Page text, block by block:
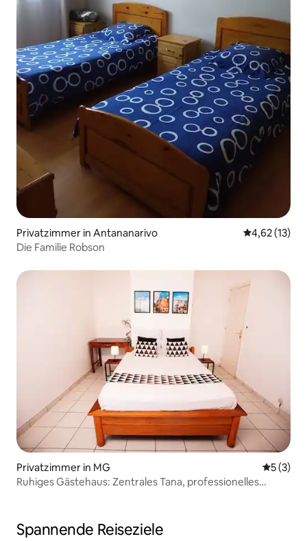
Privatzimmer in Antananarivo
4,62 (13)
Die Familie Robson
Privatzimmer in MG
5 (3)
Ruhiges Gästehaus: Zentrales Tana, professionelles
Spannende Reiseziele